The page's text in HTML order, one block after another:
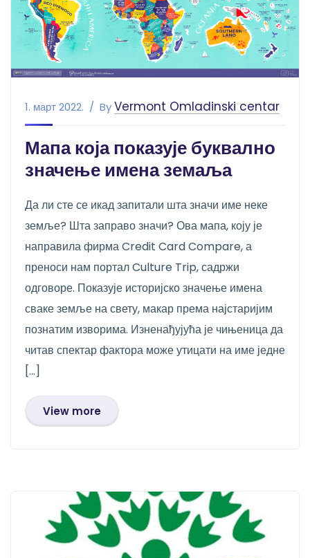
1. март 2022. ByVermont Omladinski centar
Мапа која показује буквално
значење имена земаља
Да ли сте се икад запитали шта значи име неке
земље? Шта заправо значи? Ова мапа, коју је
направила фирма Credit Card Compare, а
преноси нам портал Culture Trip, садржи
одговоре. Показује историјско значење имена
сваке земље на свету, макар према најстаријим
познатим изворима. Изненађујућа је чињеница да
читав спектар фактора може утицати на име једне
[…]
View more